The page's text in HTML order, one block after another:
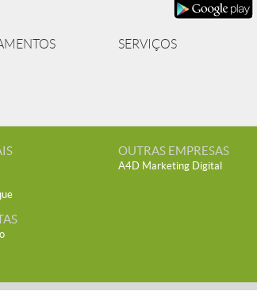
SERVIÇOS
OUTRAS EMPRESAS
A4D Marketing Digital